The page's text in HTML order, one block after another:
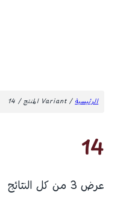
الرئيسية/ Variant المنتج / 14
14
عرض ⁦3⁩ من كل النتائج